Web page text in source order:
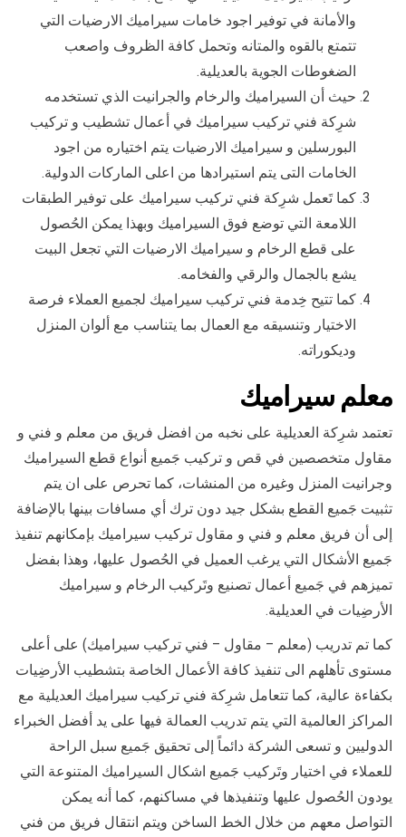
والأمانة في توفير اجود خامات سيراميك الارضيات التي
تتمتع بالقوه والمتانه وتحمل كافة الظروف واصعب
الضغوطات الجوية بالعديلية.
حيث أن السيراميك والرخام والجرانيت الذي تستخدمه
شرِكة فني تركيب سيراميك في أعمال تشطيب و تركيب
البورسلين و سيراميك الارضيات يتم اختياره من اجود
الخامات التى يتم استيرادها من اعلى الماركات الدولية.
كما تَعمل شرِكة فني تركيب سيراميك على توفير الطبقات
اللامعة التي توضع فوق السيراميك وبهذا يمكن الحُصول
على قطع الرخام و سيراميك الارضيات التي تجعل البيت
يشع بالجمال والرقي والفخامه.
كما تتيح خِدمة فني تركيب سيراميك لجميع العملاء فرصة
الاختيار وتنسيقه مع العمال بما يتناسب مع ألوان المنزل
وديكوراته.
معلم سيراميك
تعتمد شرِكة العديلية على نخبه من افضل فريق من معلم و فني و
مقاول متخصصين في قص و تركيب جَميع أنواع قطع السيراميك
وجرانيت المنزل وغيره من المنشات، كما تحرص على ان يتم
تثبيت جَميع القطع بشكل جيد دون ترك أي مسافات بينها بالإضافة
إلى أن فريق معلم و فني و مقاول تركيب سيراميك بإمكانهم تنفيذ
جَميع الأشكال التي يرغب العميل في الحُصول عليها، وهذا بفضل
تميزهم في جَميع أعمال تصنيع وتَركيب الرخام و سيراميك
الأرضِيات في العديلية.
كما تم تدريب (معلم – مقاول – فني تركيب سيراميك) على أعلى
مستوى تأهلهم الى تنفيذ كافة الأعمال الخاصة بتشطيب الأرضِيات
بكفاءة عالية، كما تتعامل شرِكة فني تركيب سيراميك العديلية مع
المراكز العالمية التي يتم تدريب العمالة فيها على يد أفضل الخبراء
الدوليين و تسعى الشركة دائماً إلى تحقيق جَميع سبل الراحة
للعملاء في اختيار وتَركيب جَميع اشكال السيراميك المتنوعة التي
يودون الحُصول عليها وتنفيذها في مساكنهم، كما أنه يمكن
التواصل معهم من خلال الخط الساخن ويتم انتقال فريق من فني